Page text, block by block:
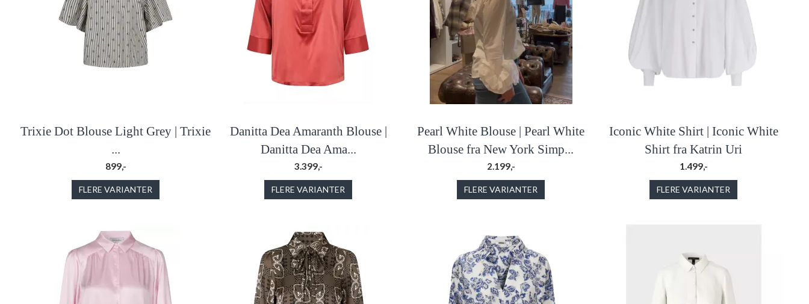
Trixie Dot Blouse Light Grey | Trixie
...
899,-
FLERE VARIANTER
Danitta Dea Amaranth Blouse |
Danitta Dea Ama...
3.399,-
FLERE VARIANTER
Pearl White Blouse | Pearl White
Blouse fra New York Simp...
2.199,-
FLERE VARIANTER
Iconic White Shirt | Iconic White
Shirt fra Katrin Uri
1.499,-
FLERE VARIANTER